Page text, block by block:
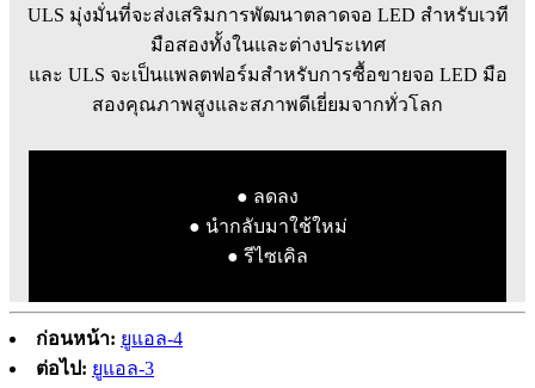
ULS มุ่งมั่นที่จะส่งเสริมการพัฒนาตลาดจอ LED สำหรับเวที
มือสองทั้งในและต่างประเทศ
และ ULS จะเป็นแพลตฟอร์มสำหรับการซื้อขายจอ LED มือ
สองคุณภาพสูงและสภาพดีเยี่ยมจากทั่วโลก
● ลดลง
● นำกลับมาใช้ใหม่
● รีไซเคิล
ก่อนหน้า: ยูแอล-4
ต่อไป: ยูแอล-3